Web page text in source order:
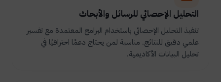
التحليل الإحصائي للرسائل والأبحاث
تنفيذ التحليل الإحصائي باستخدام البرامج المعتمدة مع تفسير
علمي دقيق للنتائج. مناسبة لمن يحتاج دعمًا احترافيًا في
تحليل البيانات الأكاديمية.